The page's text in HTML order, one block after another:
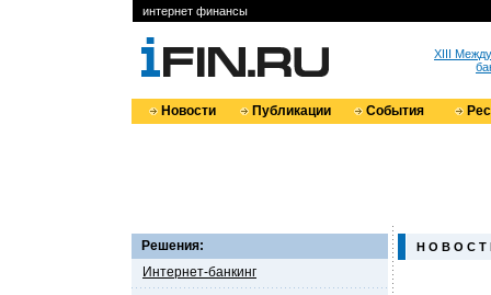
интернет финансы
XIII
Новости Публикации События
Решения:
Интернет-банкинг
Н О В О С Т